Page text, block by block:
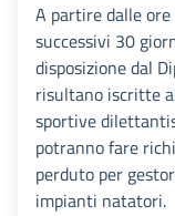
A partire dalle
successivi 30
disposizione dal
risultano iscritte
sportive
potranno fare
perduto per
impianti natatori.